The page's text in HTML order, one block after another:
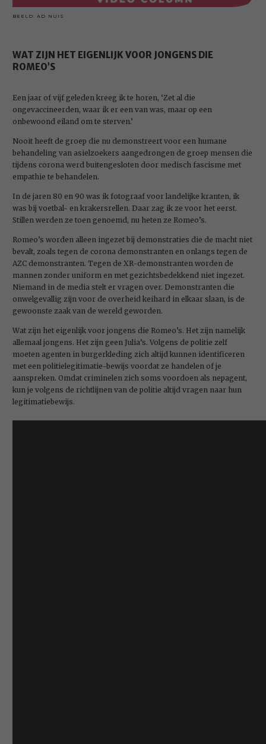
BEELD: AD NUIS
WAT ZIJN HET EIGENLIJK VOOR JONGENS DIE
ROMEO’S
Een jaar of vijf geleden kreeg ik te horen, ‘Zet al die
ongevaccineerden, waar ik er een van was, maar op een
onbewoond eiland om te sterven.’
Nooit heeft de groep die nu demonstreert voor een humane
behandeling van asielzoekers aangedrongen de groep mensen die
tijdens corona werd buitengesloten door medisch fascisme met
empathie te behandelen.
In de jaren 80 en 90 was ik fotograaf voor landelijke kranten, ik
was bij voetbal- en krakersrellen. Daar zag ik ze voor het eerst.
Stillen werden ze toen genoemd, nu heten ze Romeo’s.
Romeo’s worden alleen ingezet bij demonstraties die de macht niet
bevalt, zoals tegen de corona demonstranten en onlangs tegen de
AZC demonstranten. Tegen de XR-demonstranten worden de
mannen zonder uniform en met gezichtsbedekkend niet ingezet.
Niemand in de media stelt er vragen over. Demonstranten die
onwelgevallig zijn voor de overheid keihard in elkaar slaan, is de
gewoonste zaak van de wereld geworden.
Wat zijn het eigenlijk voor jongens die Romeo’s. Het zijn namelijk
allemaal jongens. Het zijn geen Julia’s. Volgens de politie zelf
moeten agenten in burgerkleding zich altijd kunnen identificeren
met een politielegitimatie-bewijs voordat ze handelen of je
aanspreken. Omdat criminelen zich soms voordoen als nepagent,
kun je volgens de richtlijnen van de politie altijd vragen naar hun
legitimatiebewijs.